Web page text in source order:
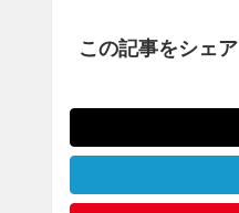
この記事をシェア